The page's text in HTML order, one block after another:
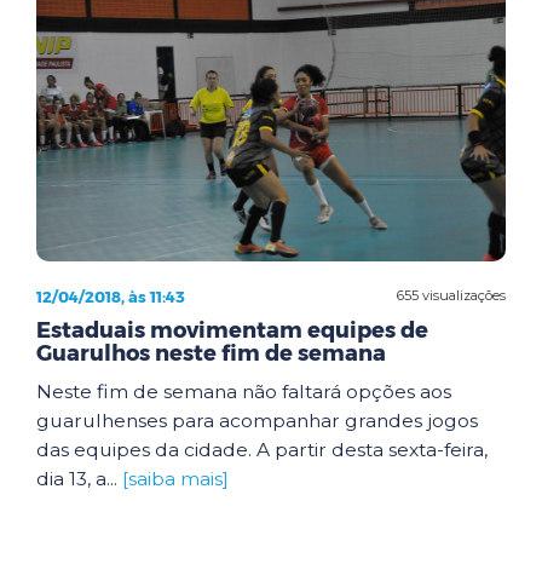
655 visualizações
12/04/2018, às 11:43
Estaduais movimentam equipes de
Guarulhos neste fim de semana
Neste fim de semana não faltará opções aos
guarulhenses para acompanhar grandes jogos
das equipes da cidade. A partir desta sexta-feira,
dia 13, a... [saiba mais]